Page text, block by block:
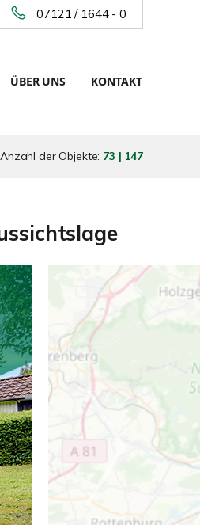
07121 / 1644 - 0
ÜBER UNS KONTAKT
Anzahl der Objekte: 73 | 147